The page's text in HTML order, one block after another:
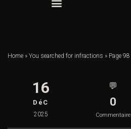
Home » You searched for infractions » Page 98
16
DéC
2025
💬
0
Commentaire